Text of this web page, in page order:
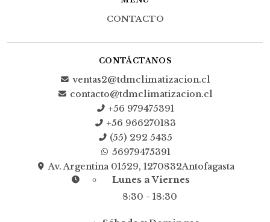
CONTACTO
CONTÁCTANOS
ventas2@tdmclimatizacion.cl
contacto@tdmclimatizacion.cl
+56 979475391
+56 966270183
(55) 292 5435
56979475391
Av. Argentina 01529, 1270832Antofagasta
Lunes a Viernes
8:30 - 18:30